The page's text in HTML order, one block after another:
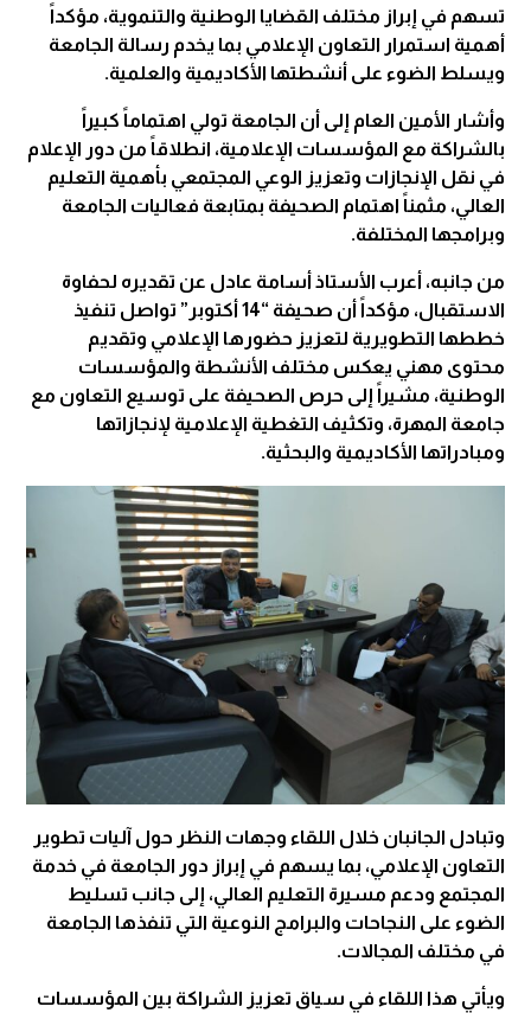
تسهم في إبراز مختلف القضايا الوطنية والتنموية، مؤكداً
أهمية استمرار التعاون الإعلامي بما يخدم رسالة الجامعة
ويسلط الضوء على أنشطتها الأكاديمية والعلمية.
وأشار الأمين العام إلى أن الجامعة تولي اهتماماً كبيراً
بالشراكة مع المؤسسات الإعلامية، انطلاقاً من دور الإعلام
في نقل الإنجازات وتعزيز الوعي المجتمعي بأهمية التعليم
العالي، مثمناً اهتمام الصحيفة بمتابعة فعاليات الجامعة
وبرامجها المختلفة.
من جانبه، أعرب الأستاذ أسامة عادل عن تقديره لحفاوة
الاستقبال، مؤكداً أن صحيفة “14 أكتوبر” تواصل تنفيذ
خططها التطويرية لتعزيز حضورها الإعلامي وتقديم
محتوى مهني يعكس مختلف الأنشطة والمؤسسات
الوطنية، مشيراً إلى حرص الصحيفة على توسيع التعاون مع
جامعة المهرة، وتكثيف التغطية الإعلامية لإنجازاتها
ومبادراتها الأكاديمية والبحثية.
وتبادل الجانبان خلال اللقاء وجهات النظر حول آليات تطوير
التعاون الإعلامي، بما يسهم في إبراز دور الجامعة في خدمة
المجتمع ودعم مسيرة التعليم العالي، إلى جانب تسليط
الضوء على النجاحات والبرامج النوعية التي تنفذها الجامعة
في مختلف المجالات.
ويأتي هذا اللقاء في سياق تعزيز الشراكة بين المؤسسات